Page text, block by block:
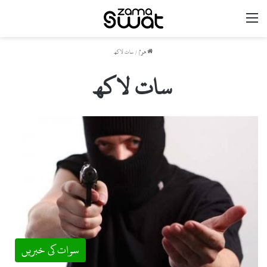
ھوم/سات لاکھ
سات لاکھ
سوات کی خبریں